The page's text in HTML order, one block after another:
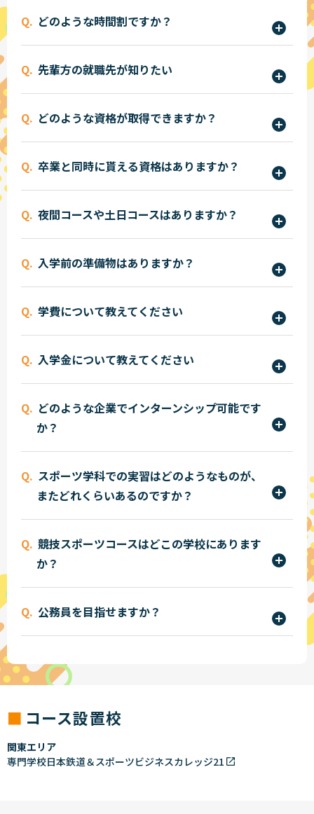
ています。
パスでは学科担当の先生や在学生からより詳しく
説明が聞けます。
どのような時間割ですか？
パスでは学科担当の先生や在学生からより詳しく
説明が聞けます。
先輩方の就職先が知りたい
パスでは最新の情報が聞けます。
どのような資格が取得できますか？
者、JATIトレーニング指導者、アスリートフード
マイスター、ストレッチトレーナー、運動あそび
指導士、リテールマーケティング（販売士）検
定、マイクロソフト オフィス スペシャリスト、ビ
スノーボード検定、スキューバダイビングライセ
ンスなど様々な資格取得・合格を目指せます。
卒業と同時に貰える資格はありますか？
夜間コースや土日コースはありますか？
入学前の準備物はありますか？
お知らせしています。
学費について教えてください
費の合計）は1,180,000円～、2年次は1,180,000
円～です。詳しくは募集要項をご確認ください。
入学金について教えてください
どのような企業でインターンシップ可能です
か？
科の大きな特徴の一つです。様々なスポーツ企業や
チームで研修を積むことができます。主なインター
ンシップ契約先はスポーツメーカーの「アディダ
ス ジャパン」、フィットネスクラブの「セントラ
ルスポーツ」や「ルネサンス」、そしてFリーグの
を希望することができます。インターンシップの経
験は就職の際も大変評価されます。積極的にチャレ
スポーツ学科での実習はどのようなものが、
またどれくらいあるのですか？
実習、エアロビクス実習、水泳実習、テーピング
実習、スポーツマッサージ実習、バレー・バス
ケ・バドミントン等の体育館実習、キャンプ実
習、スキー・スノーボード実習、スキューバダイ
ビング実習、ウェイクボード実習、ラフティング
うち約半分が実習になります。その他、健康運動実
践指導者、販売士、パソコンなどの資格取得の時
です。
競技スポーツコースはどこの学校にあります
か？
す。
公務員を目指せますか？
官として活躍しています。
中には国家公務員や公共交通機関で働いている卒
コース設置校
関東エリア
専門学校日本鉄道＆スポーツビジネスカレッジ21